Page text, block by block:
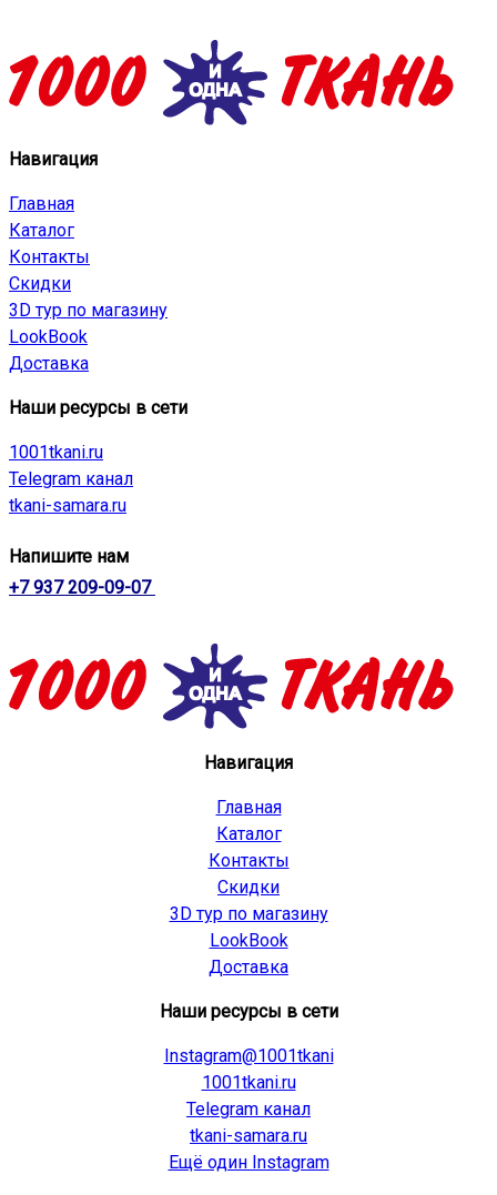
Навигация
Главная
Каталог
Контакты
Скидки
3D тур по магазину
LookBook
Доставка
Наши ресурсы в сети
1001tkani.ru
Telegram канал
tkani-samara.ru
Напишите нам
+7 937 209-09-07
Навигация
Главная
Каталог
Контакты
Скидки
3D тур по магазину
LookBook
Доставка
Наши ресурсы в сети
Instagram@1001tkani
1001tkani.ru
Telegram канал
tkani-samara.ru
Ещё один Instagram